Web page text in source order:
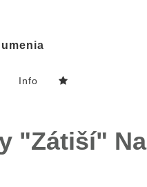
umenia
Info
"Zátiší" Na